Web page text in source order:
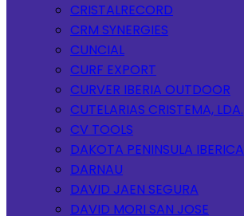
CRISTALRECORD
CRM SYNERGIES
CUNCIAL
CURF EXPORT
CURVER IBERIA OUTDOOR
CUTELARIAS CRISTEMA, LDA.
CV TOOLS
DAKOTA PENINSULA IBERICA
DARNAU
DAVID JAEN SEGURA
DAVID MORI SAN JOSE